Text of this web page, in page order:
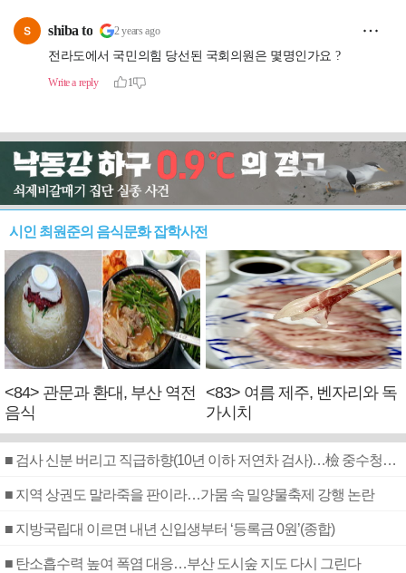
시인 최원준의 음식문화 잡학사전
<84> 관문과 환대, 부산 역전
음식
<83> 여름 제주, 벤자리와 독
가시치
■ 검사 신분 버리고 직급하향(10년 이하 저연차 검사)…檢 중수청행 기피
■ 지역 상권도 말라죽을 판이라…가뭄 속 밀양물축제 강행 논란
■ 지방국립대 이르면 내년 신입생부터 ‘등록금 0원’(종합)
■ 탄소흡수력 높여 폭염 대응…부산 도시숲 지도 다시 그린다